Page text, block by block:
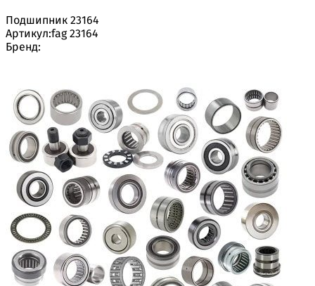
Подшипник 23164
Артикул:fag 23164
Бренд: